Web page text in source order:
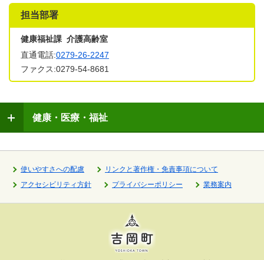
担当部署
健康福祉課 介護高齢室
直通電話:0279-26-2247
ファクス:0279-54-8681
健康・医療・福祉
使いやすさへの配慮
リンクと著作権・免責事項について
アクセシビリティ方針
プライバシーポリシー 業務案内